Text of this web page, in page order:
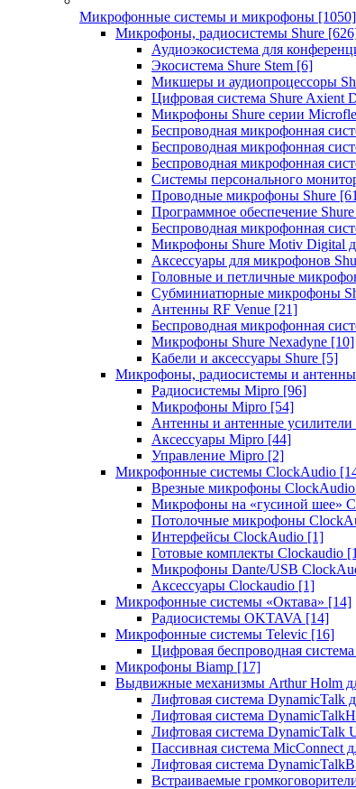
Микрофонные системы и микрофоны [1050]
Микрофоны, радиосистемы Shure
Аудиоэкосистема для
Экосистема Shure Stem [6]
Микшеры и аудиопроцессоры
Цифровая система Shure Axient
Микрофоны Shure серии
Беспроводная микрофонная
Беспроводная микрофонная
Беспроводная микрофонная
Системы персонального
Проводные микрофоны Shure
Программное обеспечение Shure
Беспроводная микрофонная
Микрофоны Shure Motiv Digital
Аксессуары для микрофонов
Головные и петличные
Субминиатюрные микрофоны
Антенны RF Venue [21]
Беспроводная микрофонная
Микрофоны Shure Nexadyne [10]
Кабели и аксессуары Shure [5]
Микрофоны, радиосистемы и
Радиосистемы Mipro [96]
Микрофоны Mipro [54]
Антенны и антенные
Аксессуары Mipro [44]
Управление Mipro [2]
Микрофонные системы ClockAudio
Врезные микрофоны ClockAudio
Микрофоны на «гусиной шее»
Потолочные микрофоны
Интерфейсы ClockAudio [1]
Готовые комплекты Clockaudio
Микрофоны Dante/USB
Аксессуары Clockaudio [1]
Микрофонные системы «Октава» [14]
Радиосистемы OKTAVA [14]
Микрофонные системы Televic [16]
Цифровая беспроводная
Микрофоны Biamp [17]
Выдвижные механизмы Arthur Holm
Лифтовая система DynamicTalk
Лифтовая система
Лифтовая система DynamicTalk
Пассивная система MicConnect
Лифтовая система
Встраиваемые